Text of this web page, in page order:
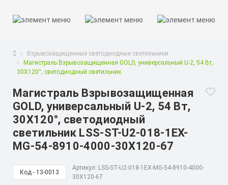
Взрывозащищенные светодиодные светильники
Магистраль Взрывозащищенная GOLD, универсальный U-2, 54 Вт,
30X120°, светодиодный светильник
Магистраль Взрывозащищенная
GOLD, универсальный U-2, 54 Вт,
30X120°, светодиодный
светильник LSS-ST-U2-018-1EX-
MG-54-8910-4000-30X120-67
Код - 13-0013
Артикул: LSS-ST-U2-018-1EX-MG-54-8910-4000-
30X120-67